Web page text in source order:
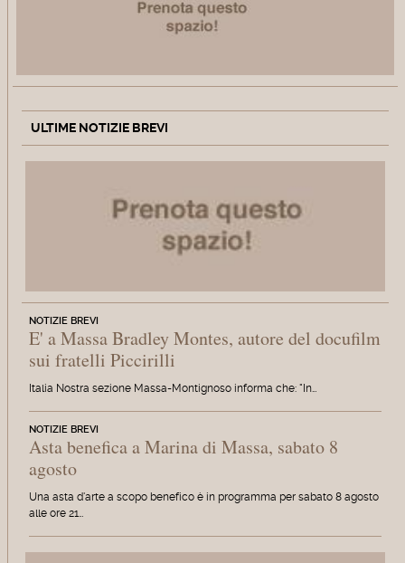
ULTIME NOTIZIE BREVI
NOTIZIE BREVI
E' a Massa Bradley Montes, autore del docufilm
sui fratelli Piccirilli
Italia Nostra sezione Massa-Montignoso informa che: "In…
NOTIZIE BREVI
Asta benefica a Marina di Massa, sabato 8
agosto
Una asta d'arte a scopo benefico è in programma per sabato 8 agosto
alle ore 21…